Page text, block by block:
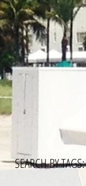
SEARCH BY TAGS: